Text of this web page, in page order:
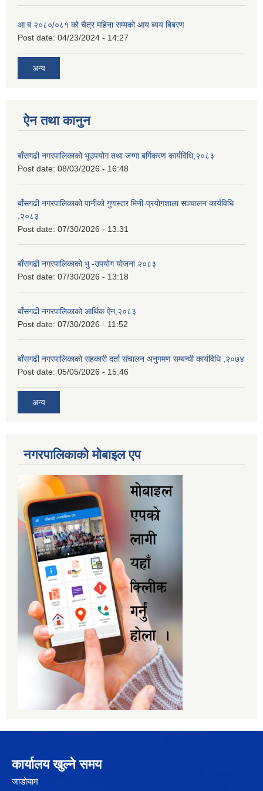
आ ब २०८०/०८१ को चैत्र महिना सम्मको आय ब्यय बिबरण
Post date: 04/23/2024 - 14:27
अन्य
ऐन तथा कानुन
बाँसगढी नगरपालिकाको भूउपयोग तथा जग्गा बर्गिकरण कार्यविधि,२०८३
Post date: 08/03/2026 - 16:48
बाँसगढी नगरपालिकाको पानीको गुणस्तर मिनी-प्रयोगशाला सञ्चालन कार्यविधि
,२०८३
Post date: 07/30/2026 - 13:31
बाँसगढी नगरपालिकाको भु -उपयोग योजना २०८३
Post date: 07/30/2026 - 13:18
बाँसगढी नगरपालिकाको आर्थिक ऐन,२०८३
Post date: 07/30/2026 - 11:52
बाँसगढी नगरपालिकाको सहकारी दर्ता संचालन अनुगमण सम्बन्धी कार्यविधि ,२०७४
Post date: 05/05/2026 - 15:46
अन्य
नगरपालिकाकाे माेबाइल एप
कार्यालय खुल्ने समय
जाडोयाम